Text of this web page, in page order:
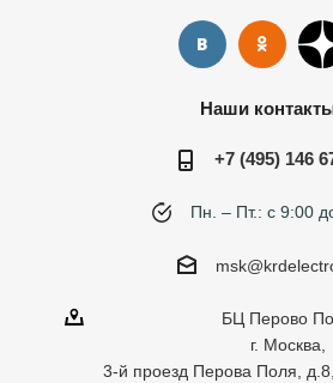
Наши
+7 (495) 146
Пн. – Пт.: с 9:00
БЦ Перово
г. Москва,
3-й проезд Перова Поля,